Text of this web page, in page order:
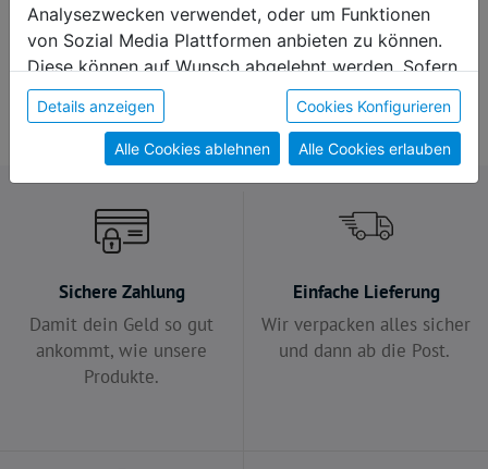
Reisepasshülle "Tiere"
€ 5,00
Magnetbutton 2er Set
€ 6,90
Sichere Zahlung
Damit dein Geld so gut
ankommt, wie unsere
Produkte.
Einfache Lieferung
Wir verpacken alles sicher
und dann ab die Post.
Analysezwecken verwendet, oder um Funktionen
von Sozial Media Plattformen anbieten zu können.
Diese können auf Wunsch abgelehnt werden. Sofern
sie unsere Webseite weiter nutzen, geben Sie
Einwilligung zu unseren Cookies.
Details anzeigen Cookies Konfigurieren
Alle Cookies ablehnen Alle Cookies erlauben